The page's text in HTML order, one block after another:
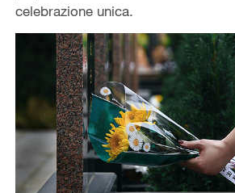
celebrazione unica.